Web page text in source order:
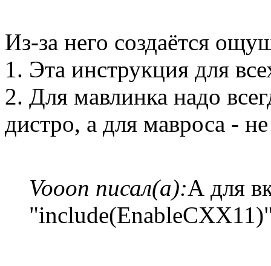
Из-за него создаётся
1. Эта инструкция для
2. Для мавлинка надо
дистро, а для мавроса -
Vooon писал(а):А для